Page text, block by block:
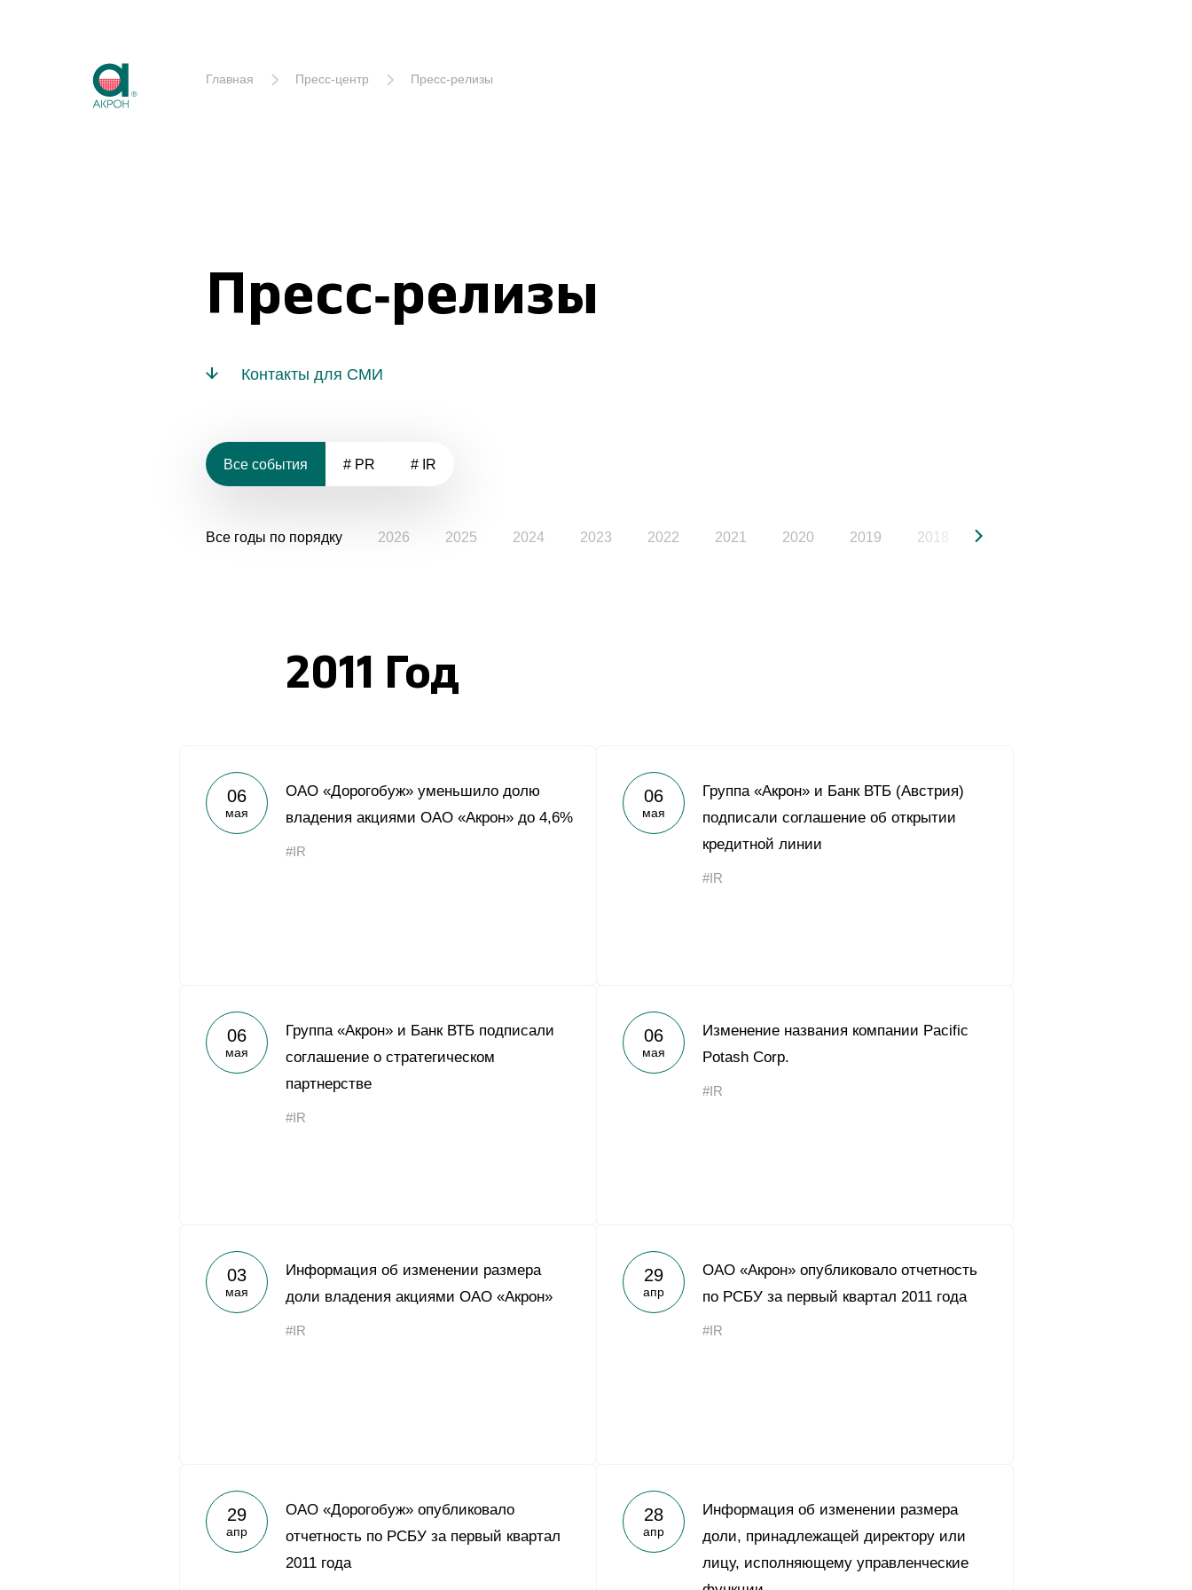
Главная Пресс-центр Пресс-релизы
Пресс-релизы
Контакты для СМИ
Все события # PR # IR
Все годы по порядку 2026 2025 2024 2023 2022 2021 2020 2019 2018
2011 Год
06
мая
ОАО «Дорогобуж» уменьшило долю
владения акциями ОАО «Акрон» до 4,6%
#IR
06
мая
Группа «Акрон» и Банк ВТБ (Австрия)
подписали соглашение об открытии
кредитной линии
#IR
06
мая
Группа «Акрон» и Банк ВТБ подписали
соглашение о стратегическом
партнерстве
#IR
06
мая
Изменение названия компании Pacific
Potash Corp.
#IR
03
мая
Информация об изменении размера
доли владения акциями ОАО «Акрон»
#IR
29
апр
ОАО «Акрон» опубликовало отчетность
по РСБУ за первый квартал 2011 года
#IR
29
апр
ОАО «Дорогобуж» опубликовало
отчетность по РСБУ за первый квартал
2011 года
28
апр
Информация об изменении размера
доли, принадлежащей директору или
лицу, исполняющему управленческие